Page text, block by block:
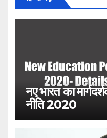
नए भारत का
नीति 2020